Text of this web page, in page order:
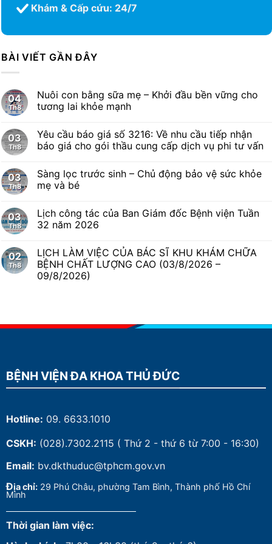
Khám & Cấp cứu: 24/7
BÀI VIẾT GẦN ĐÂY
04
Th8
Nuôi con bằng sữa mẹ – Khởi đầu bền vững cho
tương lai khỏe mạnh
03
Th8
Yêu cầu báo giá số 3216: Về nhu cầu tiếp nhận
báo giá cho gói thầu cung cấp dịch vụ phi tư vấn
03
Th8
Sàng lọc trước sinh – Chủ động bảo vệ sức khỏe
mẹ và bé
03
Th8
Lịch công tác của Ban Giám đốc Bệnh viện Tuần
32 năm 2026
02
Th8
LỊCH LÀM VIỆC CỦA BÁC SĨ KHU KHÁM CHỮA
BỆNH CHẤT LƯỢNG CAO (03/8/2026 –
09/8/2026)
BỆNH VIỆN ĐA KHOA THỦ ĐỨC
Hotline: 09. 6633.1010
CSKH: (028).7302.2115 ( Thứ 2 - thứ 6 từ 7:00 - 16:30)
Email: bv.dkthuduc@tphcm.gov.vn
Địa chỉ: 29 Phú Châu, phường Tam Bình, Thành phố Hồ Chí
Minh
Thời gian làm việc: